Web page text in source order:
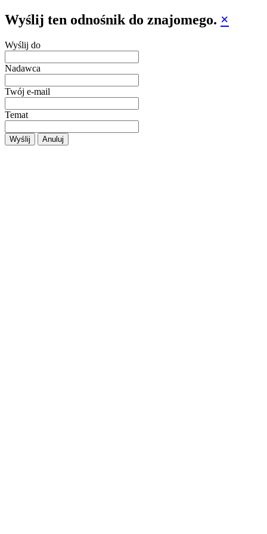
Wyślij ten odnośnik do znajomego. ×
Wyślij do
Nadawca
Twój e-mail
Temat
Wyślij Anuluj